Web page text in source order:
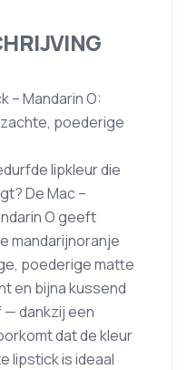
– Mandarin O:
poederige
lipkleur die
De Mac –
O geeft
mandarijnoranje
poederige matte
en bijna kussend
dankzij een
dat de kleur
lipstick is ideaal